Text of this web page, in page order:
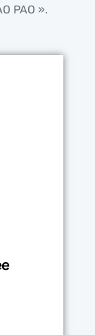
PAO ».